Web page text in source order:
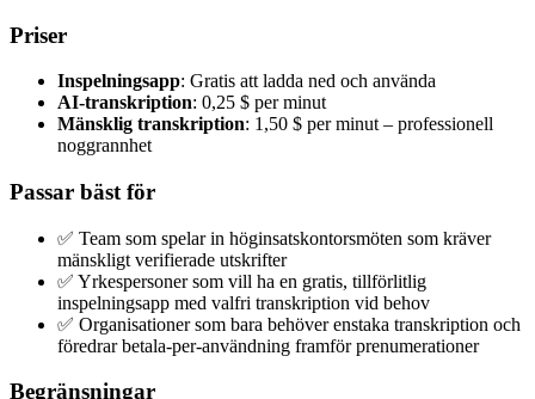
Priser
Inspelningsapp: Gratis att ladda ned och använda
AI-transkription: 0,25 $ per minut
Mänsklig transkription: 1,50 $ per minut – professionell
noggrannhet
Passar bäst för
✅ Team som spelar in höginsatskontorsmöten som kräver
mänskligt verifierade utskrifter
✅ Yrkespersoner som vill ha en gratis, tillförlitlig
inspelningsapp med valfri transkription vid behov
✅ Organisationer som bara behöver enstaka transkription och
föredrar betala-per-användning framför prenumerationer
Begränsningar